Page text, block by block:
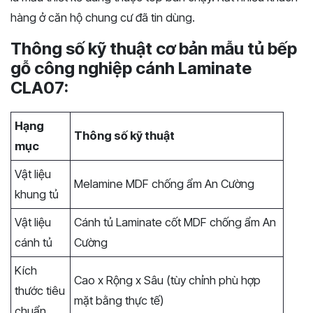
hàng ở căn hộ chung cư đã tin dùng.
Thông số kỹ thuật cơ bản mẫu tủ bếp
gỗ công nghiệp cánh Laminate
CLA07:
Hạng
mục
Thông số kỹ thuật
Vật liệu
khung tủ
Melamine MDF chống ẩm An Cường
Vật liệu
cánh tủ
Cánh tủ Laminate cốt MDF chống ẩm An
Cường
Kích
thước tiêu
Cao x Rộng x Sâu (tùy chỉnh phù hợp
mặt bằng thực tế)